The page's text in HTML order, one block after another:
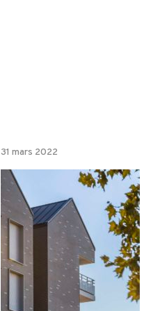
31 mars 2022